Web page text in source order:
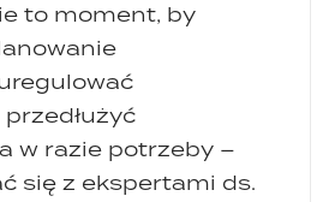
to moment, by
w razie potrzeby –
się z ekspertami ds.